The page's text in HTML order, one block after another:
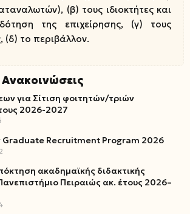
(β) τους ιδιοκτήτες και
της επιχείρησης, (γ) τους
(δ) το περιβάλλον.
για Σίτιση φοιτητών/τριών
2026-2027
Graduate Recruitment Program 2026
ακαδημαϊκής διδακτικής
Πειραιώς ακ. έτους 2026–